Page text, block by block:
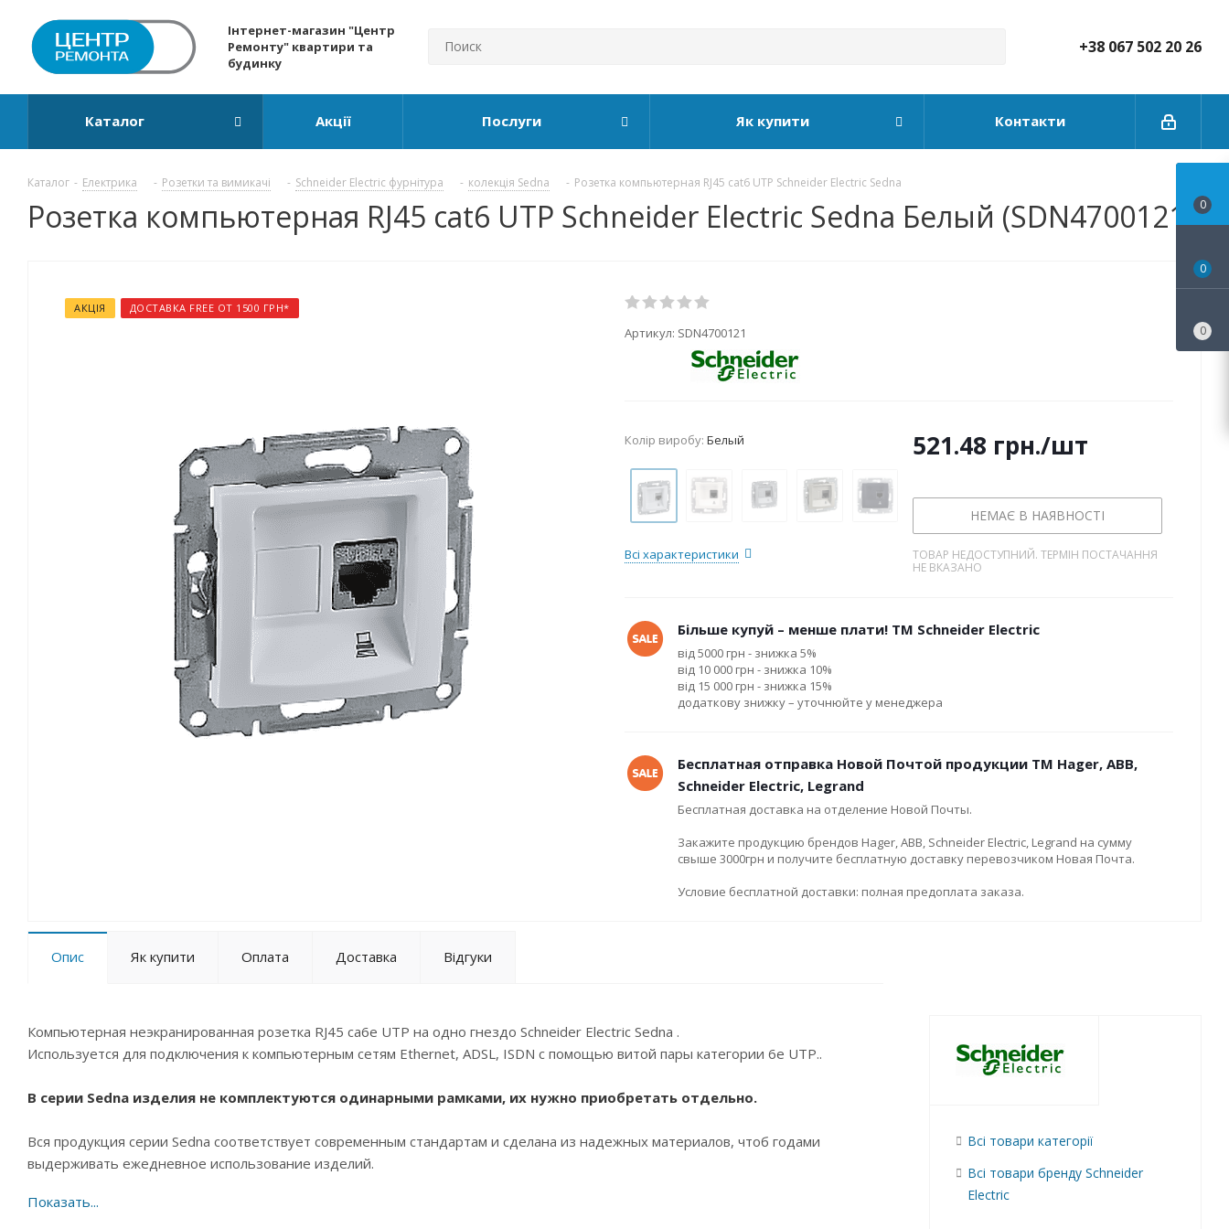
Інтернет-магазин "Центр
Ремонту" квартири та
будинку
+38 067 502 20 26
Каталог Акції Послуги Як купити Контакти
Каталог - Електрика - Розетки та вимикачі - Schneider Electric фурнітура - колекція Sedna - Розетка компьютерная RJ45 cat6 UTP Schneider Electric Sedna
Розетка компьютерная RJ45 cat6 UTP Schneider Electric Sedna Белый (SDN4700121)
АКЦІЯ ДОСТАВКА FREE ОТ 1500 ГРН*
Артикул: SDN4700121
Колір виробу: Белый
Всі характеристики
521.48 грн./шт
НЕМАЄ В НАЯВНОСТІ
ТОВАР НЕДОСТУПНИЙ. ТЕРМІН ПОСТАЧАННЯ
НЕ ВКАЗАНО
Більше купуй – менше плати! ТМ Schneider Electric
від 5000 грн - знижка 5%
від 10 000 грн - знижка 10%
від 15 000 грн - знижка 15%
додаткову знижку – уточнюйте у менеджера
Бесплатная отправка Новой Почтой продукции ТМ Hager, ABB,
Schneider Electric, Legrand
Бесплатная доставка на отделение Новой Почты.
Закажите продукцию брендов Hager, ABB, Schneider Electric, Legrand на сумму
свыше 3000грн и получите бесплатную доставку перевозчиком Новая Почта.
Условие бесплатной доставки: полная предоплата заказа.
Опис Як купити Оплата Доставка Відгуки
Компьютерная неэкранированная розетка RJ45 ca6e UTP на одно гнездо Schneider Electric Sedna .
Используется для подключения к компьютерным сетям Ethernet, ADSL, ISDN с помощью витой пары категории 6е UTP..
В серии Sedna изделия не комплектуются одинарными рамками, их нужно приобретать отдельно.
Вся продукция серии Sedna соответствует современным стандартам и сделана из надежных материалов, чтоб годами
выдерживать ежедневное использование изделий.
Преимущества:
Всі товари категорії
Всі товари бренду Schneider
Electric
0
0
0